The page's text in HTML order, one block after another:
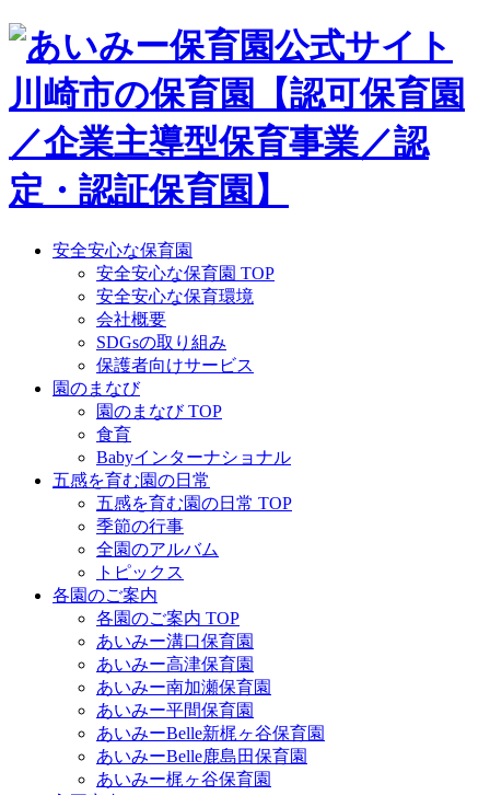
Skip
content
安全安心な保育園
安全安心な保育園 TOP
安全安心な保育環境
会社概要
SDGsの取り組み
保護者向けサービス
園のまなび
園のまなび TOP
食育
Babyインターナショナル
五感を育む園の日常
五感を育む園の日常 TOP
季節の行事
全園のアルバム
トピックス
各園のご案内
各園のご案内 TOP
あいみー溝口保育園
あいみー高津保育園
あいみー南加瀬保育園
あいみー平間保育園
あいみーBelle新梶ヶ谷保育園
あいみーBelle鹿島田保育園
あいみー梶ヶ谷保育園